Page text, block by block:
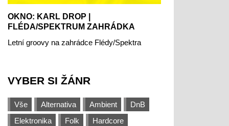
OKNO: KARL DROP |
FLÉDA/SPEKTRUM ZAHRÁDKA
Letní groovy na zahrádce Flédy/Spektra
VYBER SI ŽÁNR
Vše Alternativa Ambient
DnB
Elektronika
Folk
Hardcore